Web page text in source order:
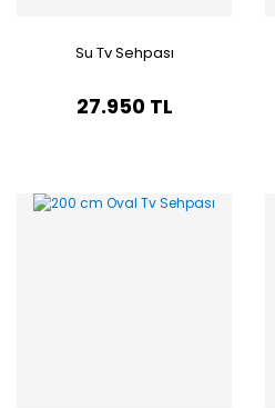
Su Tv Sehpası
27.950 TL